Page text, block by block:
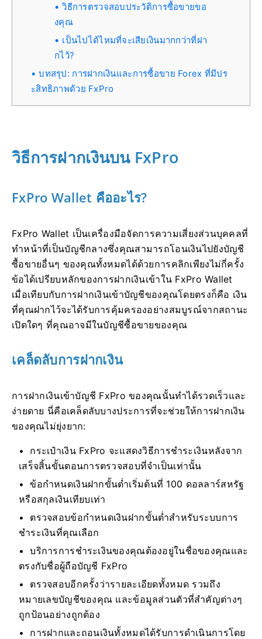
วิธีการตรวจสอบประวัติการซื้อขายขอ
งคุณ
เป็นไปได้ไหมที่จะเสียเงินมากกว่าที่ฝา
กไว้?
บทสรุป: การฝากเงินและการซื้อขาย Forex ที่มีปร
ะสิทธิภาพด้วย FxPro
วิธีการฝากเงินบน FxPro
FxPro Wallet คืออะไร?
FxPro Wallet เป็นเครื่องมือจัดการความเสี่ยงส่วนบุคคลที่
ทำหน้าที่เป็นบัญชีกลางซึ่งคุณสามารถโอนเงินไปยังบัญชี
ซื้อขายอื่นๆ ของคุณทั้งหมดได้ด้วยการคลิกเพียงไม่กี่ครั้ง
ข้อได้เปรียบหลักของการฝากเงินเข้าใน FxPro Wallet
เมื่อเทียบกับการฝากเงินเข้าบัญชีของคุณโดยตรงก็คือ เงิน
ที่คุณฝากไว้จะได้รับการคุ้มครองอย่างสมบูรณ์จากสถานะ
เปิดใดๆ ที่คุณอาจมีในบัญชีซื้อขายของคุณ
เคล็ดลับการฝากเงิน
การฝากเงินเข้าบัญชี FxPro ของคุณนั้นทำได้รวดเร็วและ
ง่ายดาย นี่คือเคล็ดลับบางประการที่จะช่วยให้การฝากเงิน
ของคุณไม่ยุ่งยาก:
กระเป๋าเงิน FxPro จะแสดงวิธีการชำระเงินหลังจาก
เสร็จสิ้นขั้นตอนการตรวจสอบที่จำเป็นเท่านั้น
ข้อกำหนดเงินฝากขั้นต่ำเริ่มต้นที่ 100 ดอลลาร์สหรัฐ
หรือสกุลเงินเทียบเท่า
ตรวจสอบข้อกำหนดเงินฝากขั้นต่ำสำหรับระบบการ
ชำระเงินที่คุณเลือก
บริการการชำระเงินของคุณต้องอยู่ในชื่อของคุณและ
ตรงกับชื่อผู้ถือบัญชี FxPro
ตรวจสอบอีกครั้งว่ารายละเอียดทั้งหมด รวมถึง
หมายเลขบัญชีของคุณ และข้อมูลส่วนตัวที่สำคัญต่างๆ
ถูกป้อนอย่างถูกต้อง
การฝากและถอนเงินทั้งหมดได้รับการดำเนินการโดย